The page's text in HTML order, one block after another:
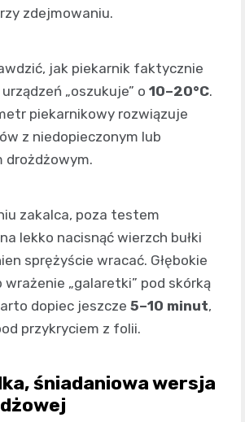
zdejmowaniu.
jak piekarnik faktycznie
„oszukuje” o 10–20°C.
piekarnikowy rozwiązuje
z niedopieczonym lub
drożdżowym.
zakalca, poza testem
lekko nacisnąć wierzch bułki
sprężyście wracać. Głębokie
wrażenie „galaretki” pod skórką
dopiec jeszcze 5–10 minut,
przykryciem z folii.
śniadaniowa wersja